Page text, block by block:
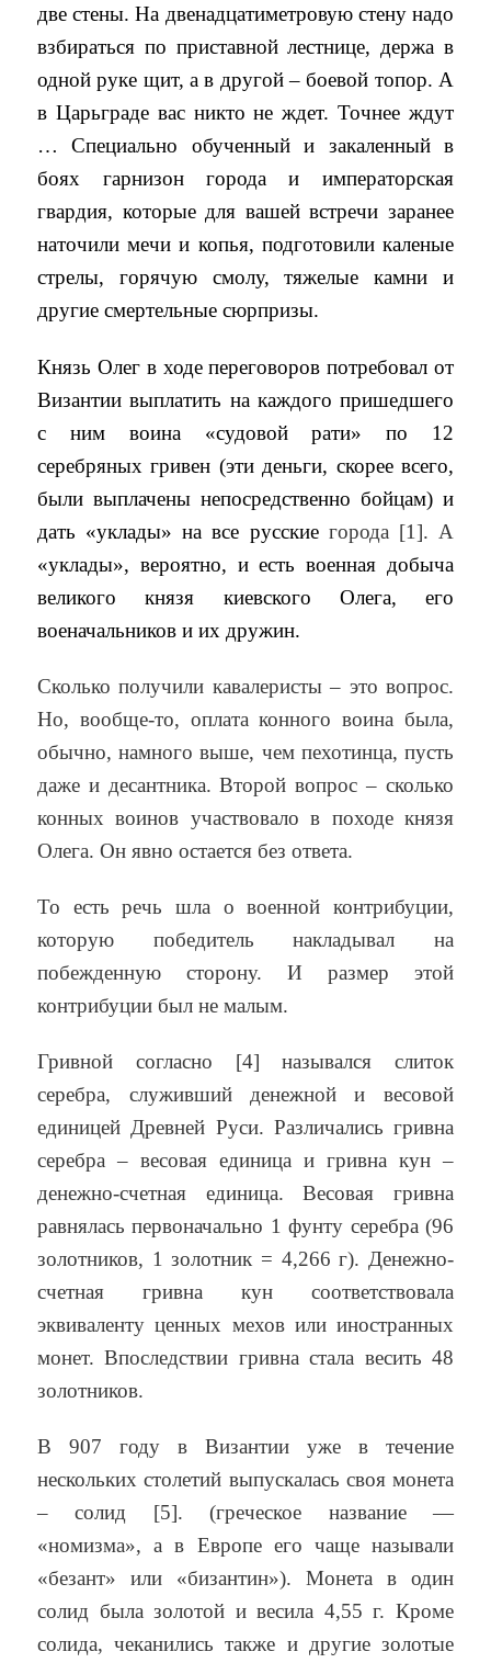
две стены. На двенадцатиметровую стену надо
взбираться по приставной лестнице, держа в
одной руке щит, а в другой – боевой топор. А
в Царьграде вас никто не ждет. Точнее ждут
… Специально обученный и закаленный в
боях гарнизон города и императорская
гвардия, которые для вашей встречи заранее
наточили мечи и копья, подготовили каленые
стрелы, горячую смолу, тяжелые камни и
другие смертельные сюрпризы.
Князь Олег в ходе переговоров потребовал от
Византии выплатить на каждого пришедшего
с ним воина «судовой рати» по 12
серебряных гривен (эти деньги, скорее всего,
были выплачены непосредственно бойцам) и
дать «уклады» на все русские города [1]. А
«уклады», вероятно, и есть военная добыча
великого князя киевского Олега, его
военачальников и их дружин.
Сколько получили кавалеристы – это вопрос.
Но, вообще-то, оплата конного воина была,
обычно, намного выше, чем пехотинца, пусть
даже и десантника. Второй вопрос – сколько
конных воинов участвовало в походе князя
Олега. Он явно остается без ответа.
То есть речь шла о военной контрибуции,
которую победитель накладывал на
побежденную сторону. И размер этой
контрибуции был не малым.
Гривной согласно [4] назывался слиток
серебра, служивший денежной и весовой
единицей Древней Руси. Различались гривна
серебра – весовая единица и гривна кун –
денежно-счетная единица. Весовая гривна
равнялась первоначально 1 фунту серебра (96
золотников, 1 золотник = 4,266 г). Денежно-
счетная гривна кун соответствовала
эквиваленту ценных мехов или иностранных
монет. Впоследствии гривна стала весить 48
золотников.
В 907 году в Византии уже в течение
нескольких столетий выпускалась своя монета
– солид [5]. (греческое название —
«номизма», а в Европе его чаще называли
«безант» или «бизантин»). Монета в один
солид была золотой и весила 4,55 г. Кроме
солида, чеканились также и другие золотые